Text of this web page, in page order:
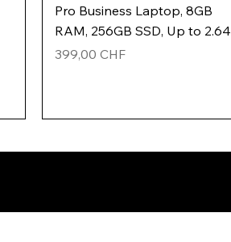
Pro Business Laptop, 8GB
RAM, 256GB SSD, Up to 2.64
Preis
399,00 CHF